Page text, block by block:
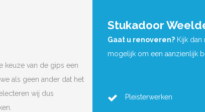
keuze van de gips een
als geen ander dat het
wij dus
Stukadoor
Gaat u renoveren? Kijk
mogelijk om een aanzienlijk
Pleisterwerken